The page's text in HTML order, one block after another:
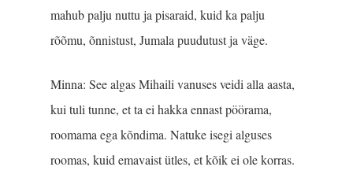
mahub palju nuttu ja pisaraid, kuid ka palju
rõõmu, õnnistust, Jumala puudutust ja väge.
Minna: See algas Mihaili vanuses veidi alla aasta,
kui tuli tunne, et ta ei hakka ennast pöörama,
roomama ega kõndima. Natuke isegi alguses
roomas, kuid emavaist ütles, et kõik ei ole korras.